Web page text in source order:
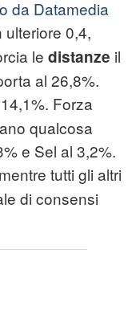
da Datamedia
ulteriore 0,4,
le distanze il
al 26,8%.
Forza
qualcosa
e Sel al 3,2%.
tutti gli altri
di consensi